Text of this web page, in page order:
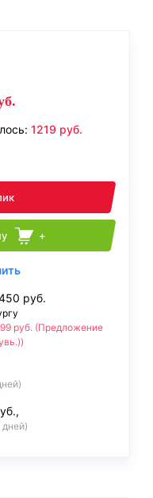
1219 руб.
+
руб.
руб. (Предложение